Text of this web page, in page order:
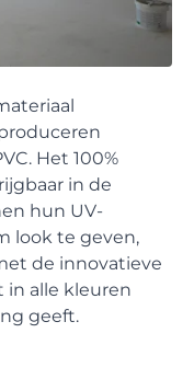
Het 100%
in de
hun UV-
look te geven,
de innovatieve
in alle kleuren
geeft.